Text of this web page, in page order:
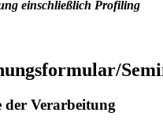
einschließlich Profiling
der Verarbeitung